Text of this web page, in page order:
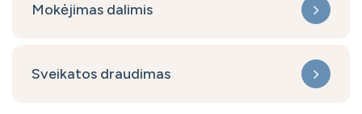
Mokėjimas dalimis
Sveikatos draudimas